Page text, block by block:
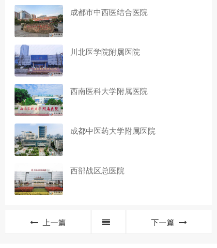
成都市中西医结合医院
川北医学院附属医院
西南医科大学附属医院
成都中医药大学附属医院
西部战区总医院
上一篇 下一篇